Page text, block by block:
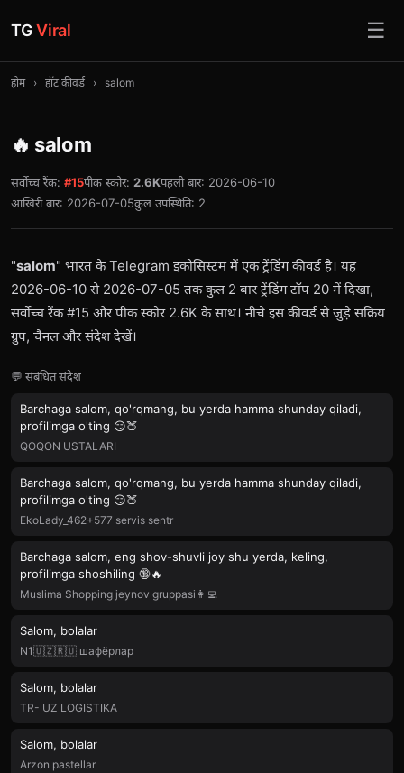
TGViral ☰
होम › हॉट कीवर्ड › salom
🔥 salom
सर्वोच्च रैंक: #15पीक स्कोर: 2.6Kपहली बार: 2026-06-10
आख़िरी बार: 2026-07-05कुल उपस्थिति: 2
"salom" भारत के Telegram इकोसिस्टम में एक ट्रेंडिंग कीवर्ड है। यह
2026-06-10 से 2026-07-05 तक कुल 2 बार ट्रेंडिंग टॉप 20 में दिखा,
सर्वोच्च रैंक #15 और पीक स्कोर 2.6K के साथ। नीचे इस कीवर्ड से जुड़े सक्रिय
ग्रुप, चैनल और संदेश देखें।
💬 संबंधित संदेश
Barchaga salom, qo'rqman⁠g, bu yerda hamma shunday qiladi,
‍profilimga o't​ing 😏🍑
QOQON USTALARI
Barchaga salom, qo'rqman⁠g, bu yerda hamma shunday qiladi,
‍profilimga o't​ing 😏🍑
EkoLady_462+577 servis sentr
Barchaga salom , en⁠g shov-shuvli joy ​shu y⁠erda,‌ keling,
profilimga shoshiling 🔞🔥
Muslima Shopping jeynov gruppasi👩‍💻
Salom,‍ bo⁠lala​‍r
N1🇺🇿🇷🇺 шафёрлар
Salom,‍ bo⁠lala​‍r
TR- UZ LOGISTIKA
Salom,‍ bo⁠lala​‍r
Arzon pastellar